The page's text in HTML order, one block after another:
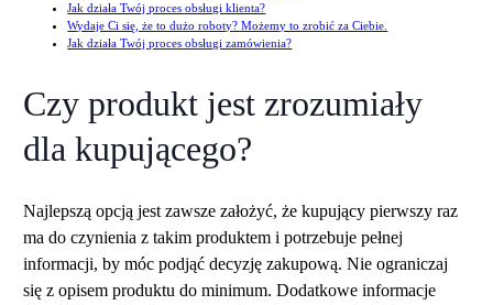
Jak działa Twój proces obsługi klienta?
Wydaje Ci się, że to dużo roboty? Możemy to zrobić za Ciebie.
Jak działa Twój proces obsługi zamówienia?
Czy produkt jest zrozumiały
dla kupującego?
Najlepszą opcją jest zawsze założyć, że kupujący pierwszy raz
ma do czynienia z takim produktem i potrzebuje pełnej
informacji, by móc podjąć decyzję zakupową. Nie ograniczaj
się z opisem produktu do minimum. Dodatkowe informacje